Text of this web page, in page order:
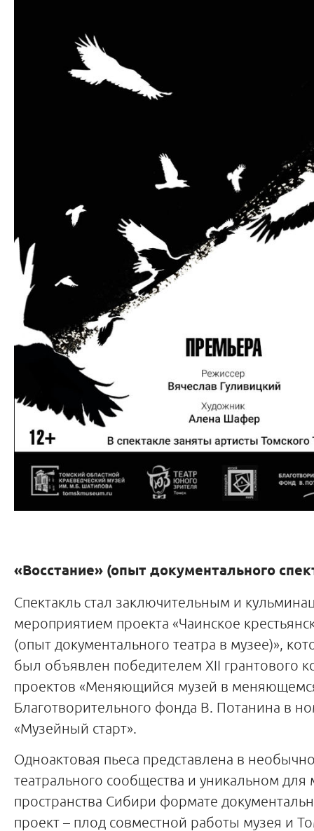
«Восстание» (опыт документального
Спектакль стал заключительным и
мероприятием проекта «Чаинское
(опыт документального театра в музее)»,
был объявлен победителем XII грантового
проектов «Меняющийся музей в
Благотворительного фонда В. Потанина в
«Музейный старт».
Одноактовая пьеса представлена в
театрального сообщества и уникальном для
пространства Сибири формате
проект – плод совместной работы музея и